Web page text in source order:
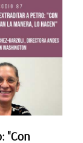
"Con